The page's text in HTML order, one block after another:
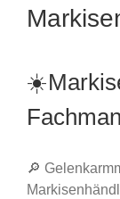
🔎